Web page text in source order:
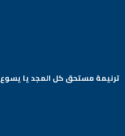
ترنيمة مستحق كل المجد يا يسوع